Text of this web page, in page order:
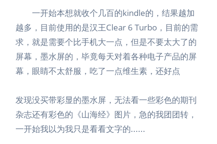
一开始本想就收个几百的kindle的，结果越加
越多，目前使用的是汉王Clear 6 Turbo，目前的需
求，就是需要个比手机大一点，但是不要太大了的
屏幕，墨水屏的，毕竟每天对着各种电子产品的屏
幕，眼睛不太舒服，吃了一点维生素，还好点
发现没买带彩显的墨水屏，无法看一些彩色的期刊
杂志还有彩色的《山海经》图片，急的我团团转，
一开始我以为我只是看看文字的......